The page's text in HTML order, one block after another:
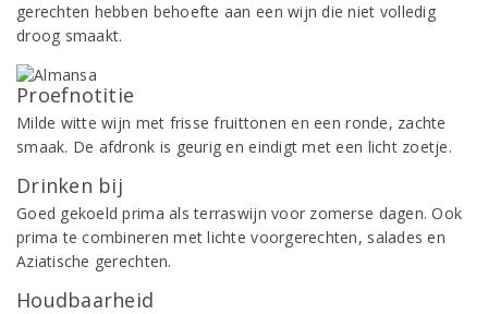
gerechten hebben behoefte aan een wijn die niet volledig
droog smaakt.
Proefnotitie
Milde witte wijn met frisse fruittonen en een ronde, zachte
smaak. De afdronk is geurig en eindigt met een licht zoetje.
Drinken bij
Goed gekoeld prima als terraswijn voor zomerse dagen. Ook
prima te combineren met lichte voorgerechten, salades en
Aziatische gerechten.
Houdbaarheid